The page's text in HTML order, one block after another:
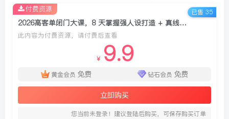
2026高客单闭门大课，8 天掌握强人设打造 + 真线索获客 + 私域成交，1 个微信赚千万净利
此内容为付费资源，请付费后查看
￥ 9.9
黄金会员 免费 钻石会员 免费
立即购买
您当前未登录！建议登陆后购买，可保存购买订单
付费资源 已售 35